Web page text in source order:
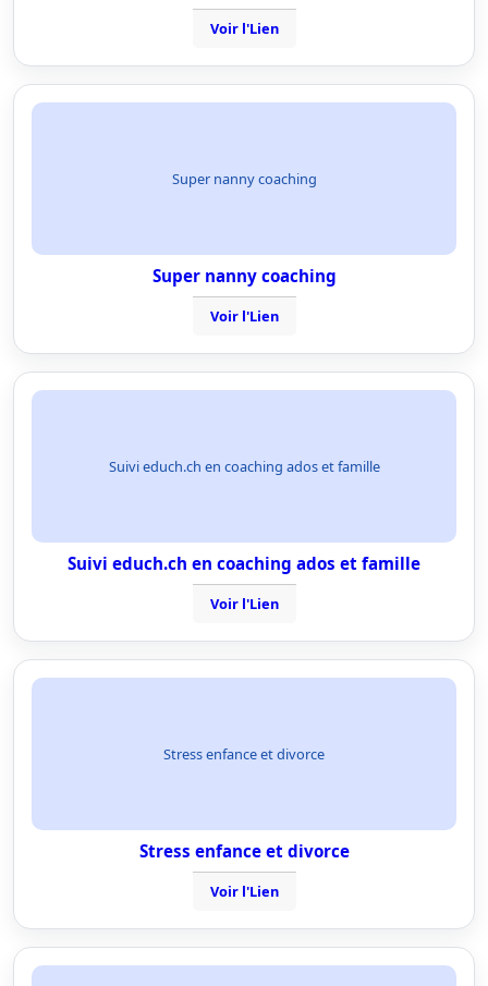
Voir l'Lien
Super nanny coaching
Super nanny coaching
Voir l'Lien
Suivi educh.ch en coaching ados et famille
Suivi educh.ch en coaching ados et famille
Voir l'Lien
Stress enfance et divorce
Stress enfance et divorce
Voir l'Lien